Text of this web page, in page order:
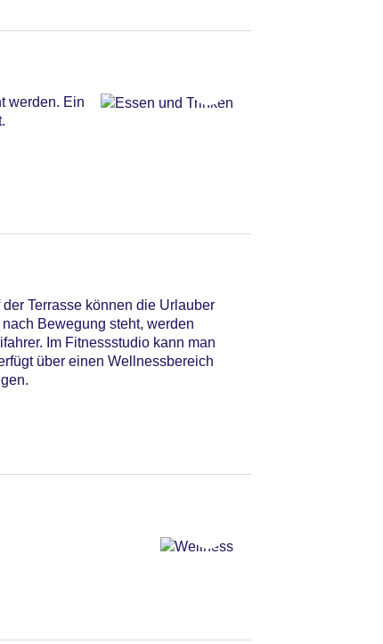
werden. Ein
Terrasse können die Urlauber
Bewegung steht, werden
Im Fitnessstudio kann man
über einen Wellnessbereich